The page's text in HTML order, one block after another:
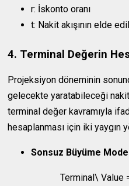
r: İskonto oranı
t: Nakit akışının elde
4. Terminal Değerin
Projeksiyon döneminin
gelecekte yaratabileceği nakit
terminal değer kavramıyla
hesaplanması için iki yaygın
Sonsuz Büyüme
Terminal\ Value